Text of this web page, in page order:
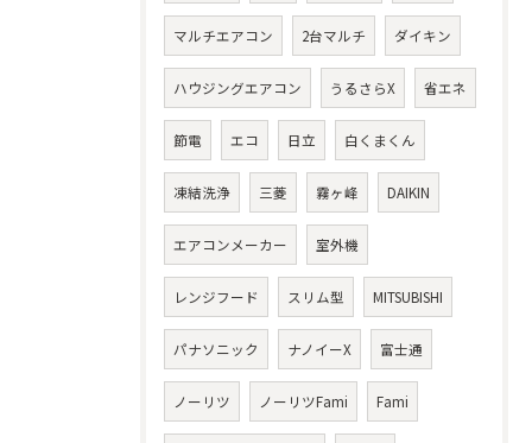
マルチエアコン 2台マルチ ダイキン
ハウジングエアコン うるさらX 省エネ
節電 エコ 日立 白くまくん
凍結洗浄 三菱 霧ヶ峰 DAIKIN
エアコンメーカー 室外機
レンジフード スリム型 MITSUBISHI
パナソニック ナノイーX 富士通
ノーリツ ノーリツFami Fami